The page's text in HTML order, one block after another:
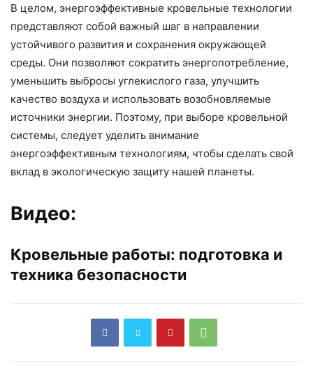
В целом, энергоэффективные кровельные технологии
представляют собой важный шаг в направлении
устойчивого развития и сохранения окружающей
среды. Они позволяют сократить энергопотребление,
уменьшить выбросы углекислого газа, улучшить
качество воздуха и использовать возобновляемые
источники энергии. Поэтому, при выборе кровельной
системы, следует уделить внимание
энергоэффективным технологиям, чтобы сделать свой
вклад в экологическую защиту нашей планеты.
Видео:
Кровельные работы: подготовка и
техника безопасности